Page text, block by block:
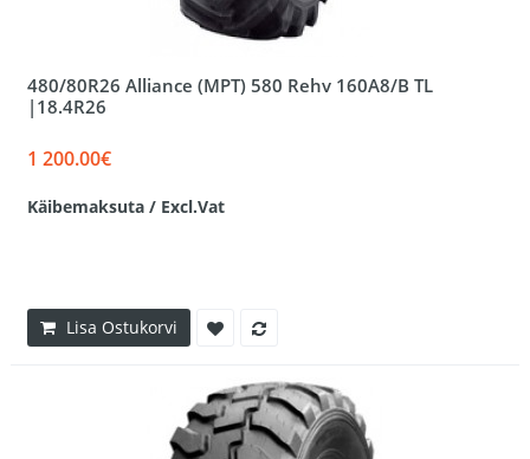
480/80R26 Alliance (MPT) 580 Rehv 160A8/B TL
|18.4R26
1 200.00€
Käibemaksuta / Excl.Vat
Lisa Ostukorvi